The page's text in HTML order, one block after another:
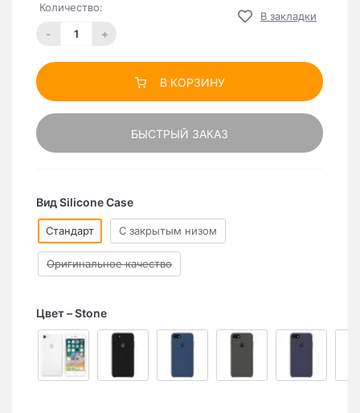
Количество:
- +
В закладки
В КОРЗИНУ
БЫСТРЫЙ ЗАКАЗ
Вид Silicone Case
Стандарт C закрытым низом
Оригинальное качество
Цвет Stone